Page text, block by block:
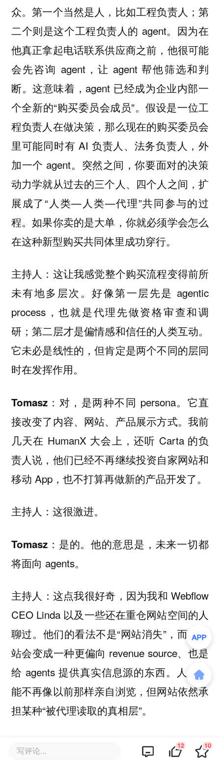
众。第一个当然是人，比如工程负责人；第
二个则是这个工程负责人的 agent。因为在
他真正拿起电话联系供应商之前，他很可能
会先咨询 agent，让 agent 帮他筛选和判
断。这意味着，agent 已经成为企业内部一
个全新的“购买委员会成员”。假设是一位工
程负责人在做决策，那么现在的购买委员会
里可能同时有 AI 负责人、法务负责人，外
加一个 agent。突然之间，你要面对的决策
动力学就从过去的三个人、四个人之间，扩
展成了“人类—人类—代理”共同参与的过
程。如果你卖的是大单，你就必须学会怎么
在这种新型购买共同体里成功穿行。
主持人： 这让我感觉整个购买流程变得前所
未有地多层次。好像第一层先是 agentic
process，也就是代理先做资格审查和调
研；第二层才是偏情感和信任的人类互动。
它未必是线性的，但肯定是两个不同的层同
时在发挥作用。
Tomasz： 对，是两种不同 persona。它直
接改变了内容、网站、产品展示方式。我前
几天在 HumanX 大会上，还听 Carta 的负
责人说，他们已经不再继续投资自家网站和
移动 App，也不打算再做新的产品开发了。
主持人： 这很激进。
Tomasz： 是的。他的意思是，未来一切都
将面向 agents。
主持人： 这点我很好奇，因为我和 Webflow
CEO Linda 以及一些还在重仓网站空间的人
聊过。他们的看法不是“网站消失”，而是网
站会变成一种更偏向 revenue source、也是
给 agents 提供真实信息源的东西。人类可
能不再像以前那样亲自浏览，但网站依然承
担某种“被代理读取的真相层”。
我同意，这就是演化方向。问题
变成：你到底在不在乎可视化？很多营销和
写评论... 12 10